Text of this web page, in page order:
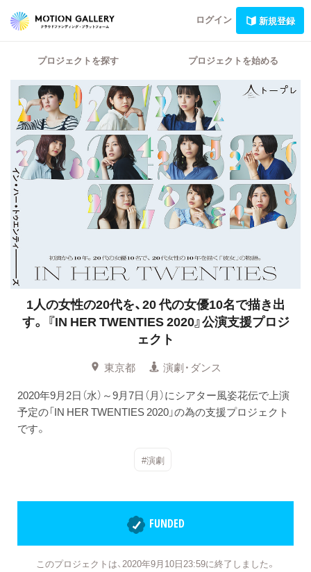
ログイン 新規登録
プロジェクトを探す プロジェクトを始める
1人の女性の20代を、20 代の女優10名で描き出
す。 『IN HER TWENTIES 2020』公演支援プロジ
ェクト
東京都
演劇・ダンス
2020年9月2日（水）～9月7日（月）にシアター風姿花伝で上演
予定の「IN HER TWENTIES 2020」の為の支援プロジェクト
です。
#演劇
FUNDED
このプロジェクトは、2020年9月10日23:59に終了しました。